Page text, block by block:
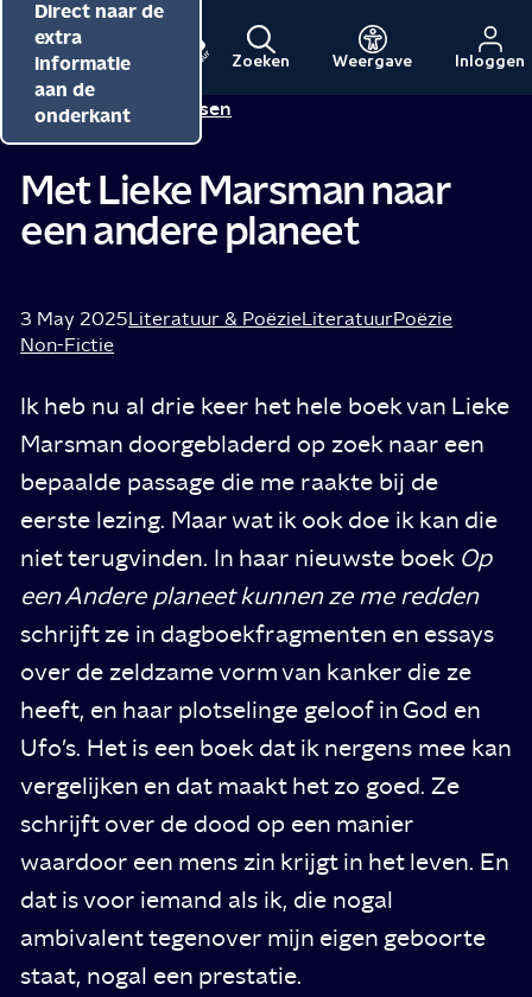
Direct naar de
inhoud
Direct naar de
hoofdnavigatie
Direct naar de
extra
informatie
aan de
onderkant
Menu
Naar
de
NPO
beginpagina
NPO
Cultuur
Zoeken Weergave Inloggen
Tip vanAlma Mathijsen
Met Lieke Marsman naar
een andere planeet
3 May 2025Literatuur & PoëzieLiteratuurPoëzie
Non-Fictie
Ik heb nu al drie keer het hele boek van Lieke
Marsman doorgebladerd op zoek naar een
bepaalde passage die me raakte bij de
eerste lezing. Maar wat ik ook doe ik kan die
niet terugvinden. In haar nieuwste boek Op
een Andere planeet kunnen ze me redden
schrijft ze in dagboekfragmenten en essays
over de zeldzame vorm van kanker die ze
heeft, en haar plotselinge geloof in God en
Ufo’s. Het is een boek dat ik nergens mee kan
vergelijken en dat maakt het zo goed. Ze
schrijft over de dood op een manier
waardoor een mens zin krijgt in het leven. En
dat is voor iemand als ik, die nogal
ambivalent tegenover mijn eigen geboorte
staat, nogal een prestatie.